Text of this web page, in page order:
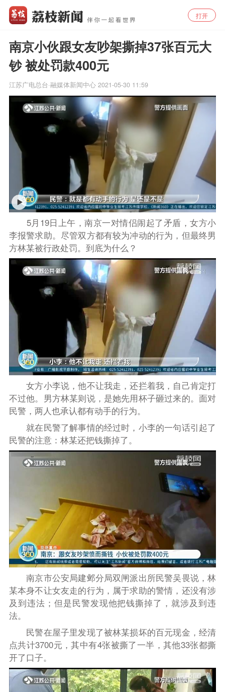
打开
南京小伙跟女友吵架撕掉37张百元大
钞 被处罚款400元
江苏广电总台·融媒体新闻中心 2021-05-30 11:59
5月19日上午，南京一对情侣闹起了矛盾，女方小
李报警求助。尽管双方都有较为冲动的行为，但最终男
方林某被行政处罚。到底为什么？
女方小李说，他不让我走，还拦着我，自己肯定打
不过他。男方林某则说，是她先用杯子砸过来的。面对
民警，两人也承认都有动手的行为。
就在民警了解事情的经过时，小李的一句话引起了
民警的注意：林某还把钱撕掉了。
南京市公安局建邺分局双闸派出所民警吴畏说，林
某本身不让女友走的行为，属于求助的警情，还没有涉
及到违法；但是民警发现他把钱撕掉了，就涉及到违
法。
民警在屋子里发现了被林某损坏的百元现金，经清
点共计3700元，其中有4张被撕了一半，其他33张都撕
开了口子。